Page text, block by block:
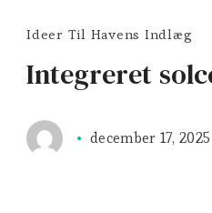
Ideer Til Havens Indlæg
Integreret
december 17, 2025